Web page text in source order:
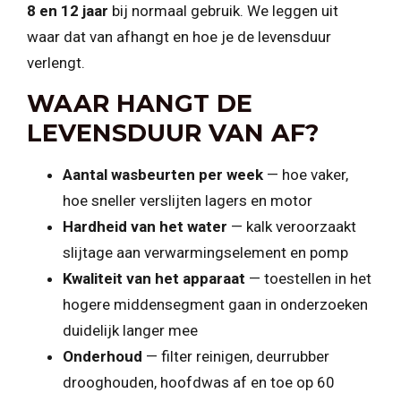
8 en 12 jaar bij normaal gebruik. We leggen uit
waar dat van afhangt en hoe je de levensduur
verlengt.
WAAR HANGT DE
LEVENSDUUR VAN AF?
Aantal wasbeurten per week — hoe vaker,
hoe sneller verslijten lagers en motor
Hardheid van het water — kalk veroorzaakt
slijtage aan verwarmingselement en pomp
Kwaliteit van het apparaat — toestellen in het
hogere middensegment gaan in onderzoeken
duidelijk langer mee
Onderhoud — filter reinigen, deurrubber
drooghouden, hoofdwas af en toe op 60